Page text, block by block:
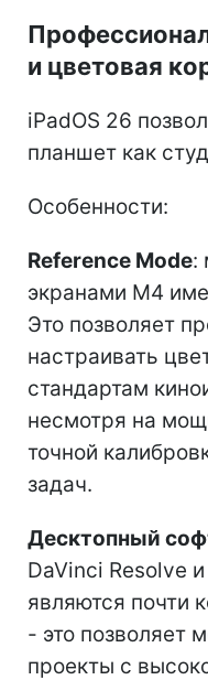
и цветовая
iPadOS 26
планшет как
Особенности:
Reference Mode:
экранами M4
Это позволяет
настраивать
стандартам
несмотря на
точной
задач.
Десктопный
DaVinci Resolve
являются почти
- это позволяет
проекты с